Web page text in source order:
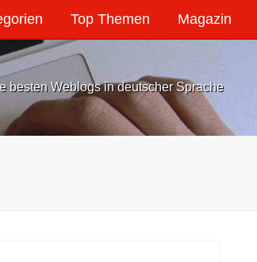
Top Themen Magazin
besten Weblogs in deutscher Sprache